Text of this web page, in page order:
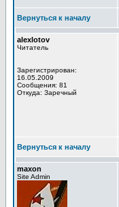
Вернуться к началу
alexlotov
Читатель
Зарегистрирован:
16.05.2009
Сообщения: 81
Откуда: Заречный
Вернуться к началу
maxon
Site Admin